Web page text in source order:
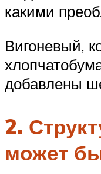
какими
Вигоневый,
добавлены
2.
может